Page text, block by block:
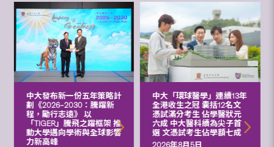
中大發布新一份五年策略計
劃《2026‒2030：騰躍新
程，勵行志遠》 以
「TIGER」騰飛之躍框架 推
動大學邁向學術與全球影響
力新高峰
中大「環球醫學」連續13年
全港收生之冠 囊括12名文
憑試滿分考生 佔學醫狀元
六成 中大醫科續為尖子首
選 文憑試考生佔學額七成
2026年8月5日